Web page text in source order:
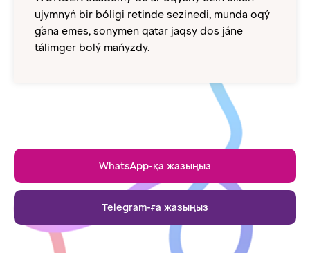
ujymnyń bir bóligi retinde sezinedi, munda oqý
ǵana emes, sonymen qatar jaqsy dos jáne
tálimger bolý mańyzdy.
WhatsApp-қа жазыңыз
Telegram-ға жазыңыз